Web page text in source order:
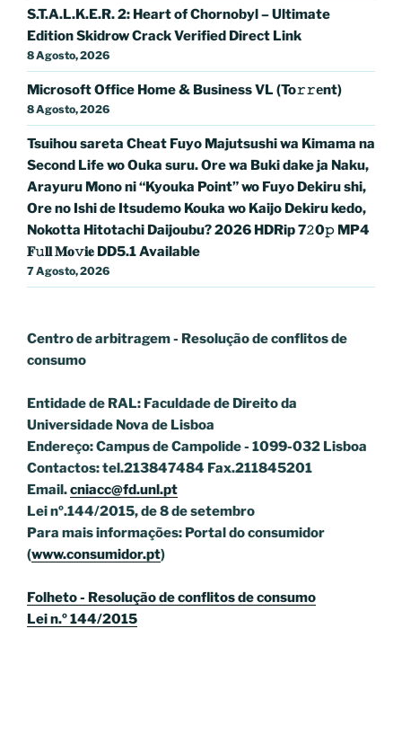
S.T.A.L.K.E.R. 2: Heart of Chornobyl – Ultimate
Edition Skidrow Crack Verified Direct Link
8 Agosto, 2026
Microsoft Office Home & Business VL (To𝚛𝚛еnt)
8 Agosto, 2026
Tsuihou sareta Cheat Fuyo Majutsushi wa Kimama na
Second Life wo Ouka suru. Ore wa Buki dake ja Naku,
Arayuru Mono ni “Kyouka Point” wo Fuyo Dekiru shi,
Ore no Ishi de Itsudemo Kouka wo Kaijo Dekiru kedo,
Nokotta Hitotachi Daijoubu? 2026 HDRip 7𝟸0𝚙 MP4
𝐅𝚞𝐥𝐥 𝐌𝐨𝚟𝐢𝐞 DD5.1 Available
7 Agosto, 2026
Centro de arbitragem - Resolução de conflitosde
consumo
Entidade de RAL: Faculdade de Direito da
Universidade Nova de Lisboa
Endereço: Campus de Campolide - 1099-032 Lisboa
Contactos: tel.213847484 Fax.211845201
Email.cniacc@fd.unl.pt
Lei nº.144/2015, de 8 de setembro
Para mais informações: Portal do consumidor
(www.consumidor.pt)
Folheto - Resolução de conflitos de consumo
Lei n.º 144/2015